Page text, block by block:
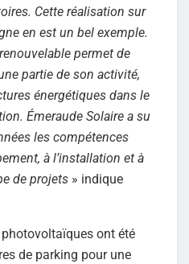
Cette réalisation sur
en est un bel exemple.
permet de
partie de son activité,
énergétiques dans le
Émeraude Solaire a su
les compétences
à l’installation et à
de projets » indique
ont été
de parking pour une